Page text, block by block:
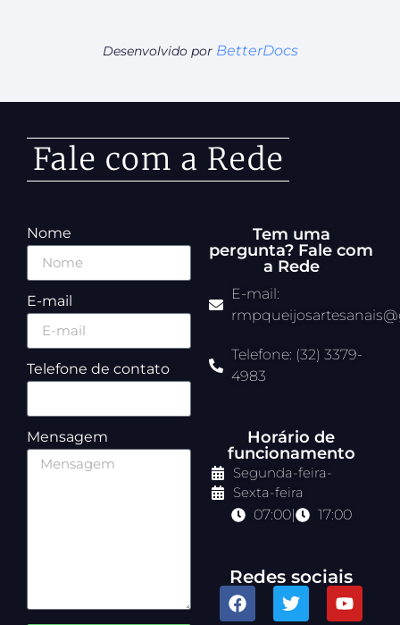
Desenvolvido por BetterDocs
Fale com a Rede
Nome
E-mail
Telefone de contato
Mensagem
Tem uma
pergunta? Fale com
a Rede
E-mail:
Telefone: (32) 3379-
4983
Horário de
funcionamento
Segunda-feira-
Sexta-feira
07:00| 17:00
Redes sociais